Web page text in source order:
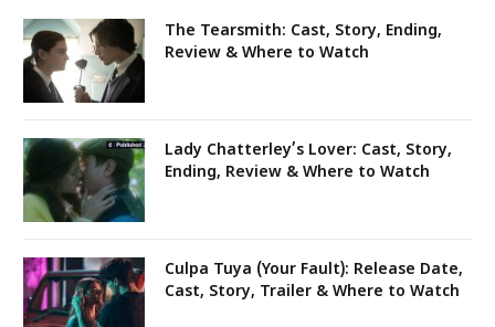
The Tearsmith: Cast, Story, Ending,
Review & Where to Watch
Lady Chatterley’s Lover: Cast, Story,
Ending, Review & Where to Watch
Culpa Tuya (Your Fault): Release Date,
Cast, Story, Trailer & Where to Watch